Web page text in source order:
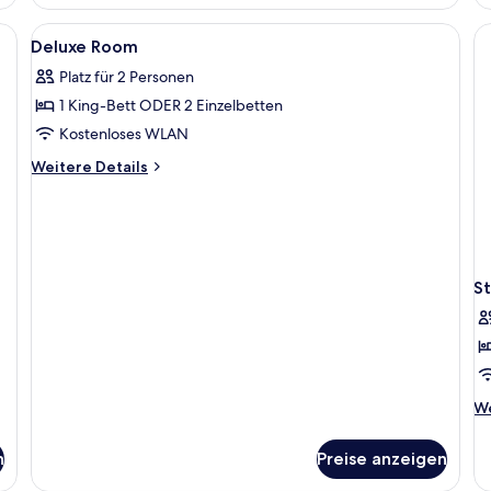
einem Fernsehgerät auf einem Standfuß, einem Bild an der Wand und
Alle
Fotos
für
Deluxe
Room
anzeigen
Zimmersafe, Schreibtisch,
1
Deluxe Room
Platz für 2 Personen
1 King-Bett ODER 2 Einzelbetten
Kostenloses WLAN
Weitere Details
Weitere
Preise anzeigen